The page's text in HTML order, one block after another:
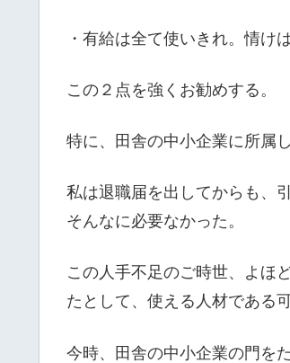
・有給は全て使いきれ。情け
この２点を強くお勧めする。
特に、田舎の中小企業に所属
私は退職届を出してからも、
そんなに必要なかった。
この人手不足のご時世、よほ
たとして、使える人材である
今時、田舎の中小企業の門を